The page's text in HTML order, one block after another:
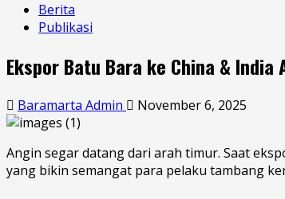
Berita
Publikasi
Ekspor Batu Bara ke China &
Baramarta Admin November 6, 2025
Angin segar datang dari arah timur. Saat
yang bikin semangat para pelaku tambang